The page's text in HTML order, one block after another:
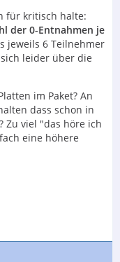
für kritisch halte:
der 0-Entnahmen je
jeweils 6 Teilnehmer
leider über die
im Paket? An
dass schon in
Zu viel "das höre ich
eine höhere